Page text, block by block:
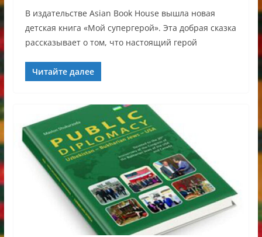
В издательстве Asian Book House вышла новая
детская книга «Мой супергерой». Эта добрая сказка
рассказывает о том, что настоящий герой
Читайте далее